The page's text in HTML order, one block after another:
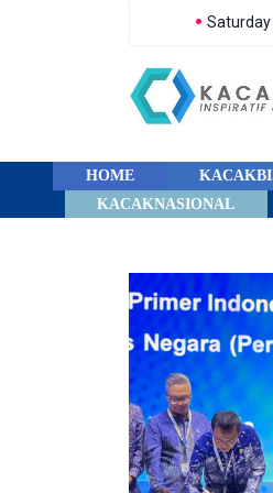
HOME
KACAKNASIONAL